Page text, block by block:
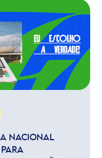
NACIONAL